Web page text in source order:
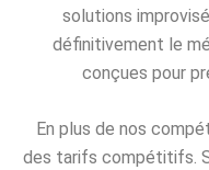
solutions
définitivement le
conçues pour
En plus de nos
des tarifs compétitifs.